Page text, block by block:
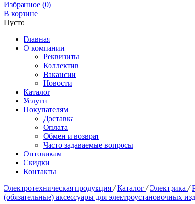
Избранное (0)
В корзине
Пусто
Главная
О компании
Реквизиты
Коллектив
Вакансии
Новости
Каталог
Услуги
Покупателям
Доставка
Оплата
Обмен и возврат
Часто задаваемые вопросы
Оптовикам
Скидки
Контакты
Электротехническая продукция / Каталог / Электрика /
(обязательные) аксессуары для электроустановочных